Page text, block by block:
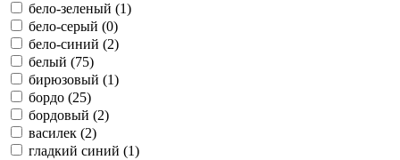
бело-зеленый (1)
бело-серый (0)
бело-синий (2)
белый (75)
бирюзовый (1)
бордо (25)
бордовый (2)
василек (2)
гладкий синий (1)